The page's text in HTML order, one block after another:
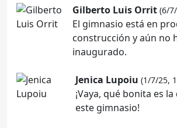
Gilberto Luis Orrit (6/
El gimnasio está en
construcción y aún no
inaugurado.
Jenica Lupoiu (1/7/25,
¡Vaya, qué bonita es
este gimnasio!